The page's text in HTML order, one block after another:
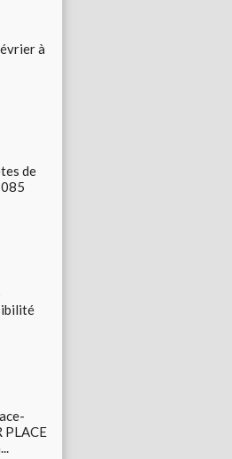
à
de
PLACE